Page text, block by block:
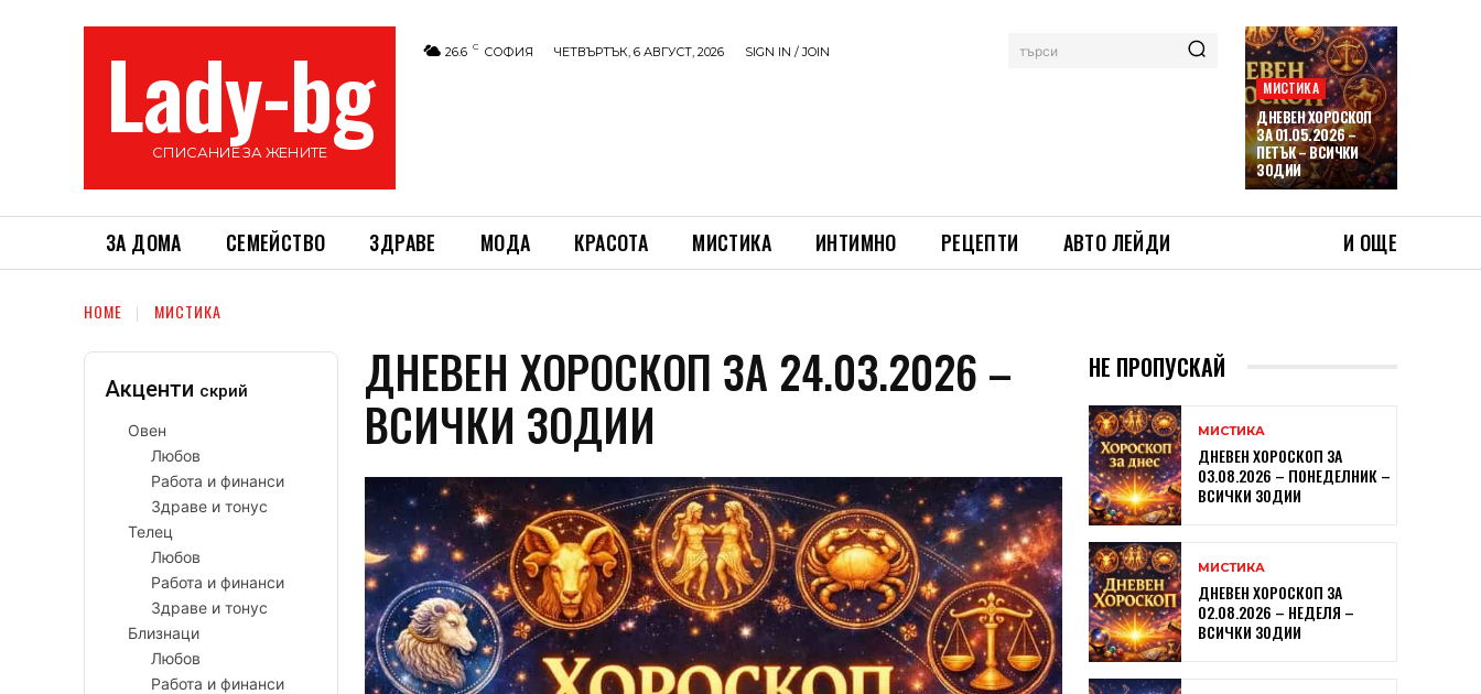
Lady-bg
СПИСАНИЕ ЗА ЖЕНИТЕ
26.6 C СОФИЯ ЧЕТВЪРТЪК, 6 АВГУСТ, 2026 SIGN IN / JOIN търси
МИСТИКА
ДНЕВЕН ХОРОСКОП
ЗА 01.05.2026 –
ПЕТЪК – ВСИЧКИ
ЗОДИИ
ЗА ДОМА СЕМЕЙСТВО ЗДРАВЕ МОДА КРАСОТА МИСТИКА ИНТИМНО РЕЦЕПТИ АВТО ЛЕЙДИ И ОЩЕ
HOME МИСТИКА
Акценти скрий
Овен
Любов
Работа и финанси
Здраве и тонус
Телец
Любов
Работа и финанси
Здраве и тонус
Близнаци
Любов
Работа и финанси
ДНЕВЕН ХОРОСКОП ЗА 24.03.2026 –
ВСИЧКИ ЗОДИИ
НЕ ПРОПУСКАЙ
МИСТИКА
ДНЕВЕН ХОРОСКОП ЗА
03.08.2026 – ПОНЕДЕЛНИК –
ВСИЧКИ ЗОДИИ
МИСТИКА
ДНЕВЕН ХОРОСКОП ЗА
02.08.2026 – НЕДЕЛЯ –
ВСИЧКИ ЗОДИИ